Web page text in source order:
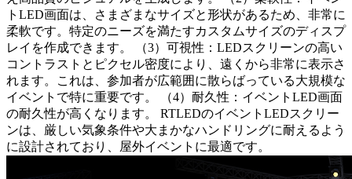
トLED画面は、さまざまなサイズと形状があるため、非常に
柔軟です。特定のニーズを満たすカスタムサイズのディスプ
レイを作成できます。 （3）可視性：LEDスクリーンの高い
コントラストとピクセル密度により、遠くから非常に表示さ
れます。これは、参加者が広範囲に散らばっている大規模な
イベントで特に重要です。 （4）耐久性：イベントLED画面
の耐久性が高くなります。 RTLEDのイベントLEDスクリー
ンは、厳しい気象条件や大まかなハンドリングに耐えるよう
に設計されており、屋外イベントに最適です。